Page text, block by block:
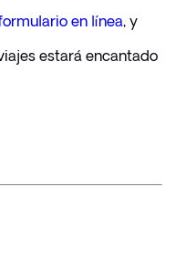
en línea, y
estará encantado